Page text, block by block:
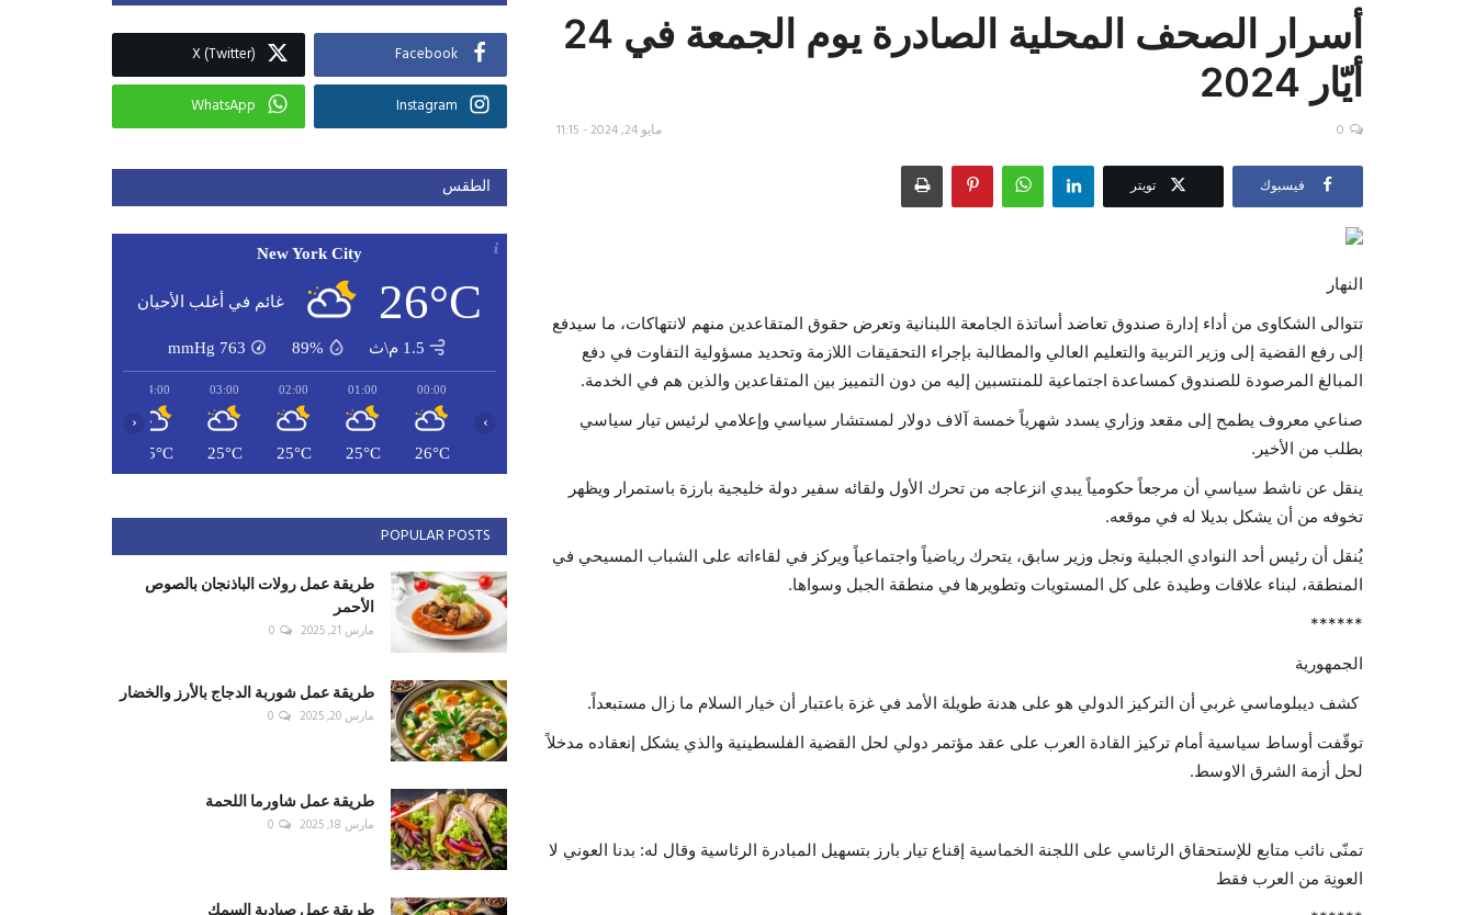
أسرار الصحف المحلية الصادرة يوم الجمعة في 24
أيّار 2024
مايو 24, 2024 - 11:15 0
فيسبوك تويتر
النهار
تتوالى الشكاوى من أداء إدارة صندوق تعاضد أساتذة الجامعة اللبنانية وتعرض حقوق المتقاعدين منهم لانتهاكات، ما سيدفع
إلى رفع القضية إلى وزير التربية والتعليم العالي والمطالبة بإجراء التحقيقات اللازمة وتحديد مسؤولية التفاوت في دفع
المبالغ المرصودة للصندوق كمساعدة اجتماعية للمنتسبين إليه من دون التمييز بين المتقاعدين والذين هم في الخدمة.
صناعي معروف يطمح إلى مقعد وزاري يسدد شهرياً خمسة آلاف دولار لمستشار سياسي وإعلامي لرئيس تيار سياسي
بطلب من الأخير.
ينقل عن ناشط سياسي أن مرجعاً حكومياً يبدي انزعاجه من تحرك الأول ولقائه سفير دولة خليجية بارزة باستمرار ويظهر
تخوفه من أن يشكل بديلا له في موقعه.
يُنقل أن رئيس أحد النوادي الجبلية ونجل وزير سابق، يتحرك رياضياً واجتماعياً ويركز في لقاءاته على الشباب المسيحي في
المنطقة، لبناء علاقات وطيدة على كل المستويات وتطويرها في منطقة الجبل وسواها.
******
الجمهورية
كشف ديبلوماسي غربي أن التركيز الدولي هو على هدنة طويلة الأمد في غزة باعتبار أن خيار السلام ما زال مستبعداً.
توقّفت أوساط سياسية أمام تركيز القادة العرب على عقد مؤتمر دولي لحل القضية الفلسطينية والذي يشكل إنعقاده مدخلاً
لحل أزمة الشرق الاوسط.
تمنّى نائب متابع للإستحقاق الرئاسي على اللجنة الخماسية إقناع تيار بارز بتسهيل المبادرة الرئاسية وقال له: بدنا العوني لا
العونِة من العرب فقط
Facebook
X (Twitter)
Instagram
WhatsApp
الطقس
New York City
26°C غائم في أغلب الأحيان
1.5 م\ث 89%
763
mmHg
00:00
26°C
01:00
25°C
02:00
25°C
03:00
25°C
04:00
25°C
‹ ›
POPULAR POSTS
طريقة عمل رولات الباذنجان بالصوص
الأحمر
مارس 21, 2025 0
طريقة عمل شوربة الدجاج بالأرز والخضار
مارس 20, 2025 0
طريقة عمل شاورما اللحمة
مارس 18, 2025 0
طريقة عمل صيادية السمك